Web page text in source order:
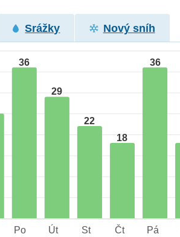
Srážky Nový sníh
36
29
22
18
36
Po Út St Čt Pá